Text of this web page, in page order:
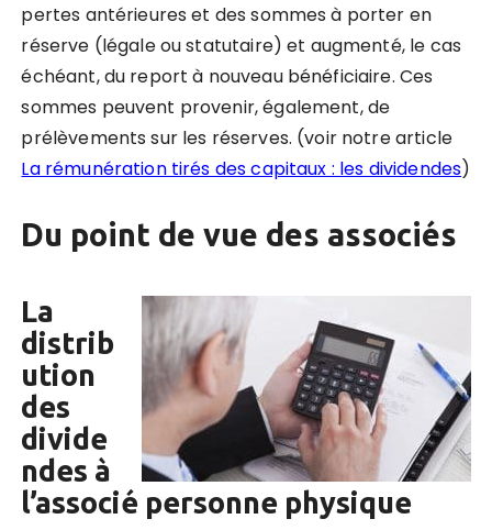
pertes antérieures et des sommes à porter en
réserve (légale ou statutaire) et augmenté, le cas
échéant, du report à nouveau bénéficiaire. Ces
sommes peuvent provenir, également, de
prélèvements sur les réserves. (voir notre article
La rémunération tirés des capitaux : les dividendes)
Du point de vue des associés
La
distrib
ution
des
divide
ndes à
l’associé personne physique